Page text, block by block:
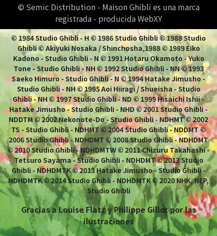
© Semic Distribution - Maison Ghibli es una marca
registrada - producida WebXY
© 1984 Studio Ghibli - H © 1986 Studio Ghibli © 1988 Studio
Ghibli © Akiyuki Nosaka / Shinchosha,1988 © 1989 Eiko
Kadono - Studio Ghibli - N © 1991 Hotaru Okamoto - Yuko
Tone - Studio Ghibli - NH © 1992 Studio Ghibli - NN © 1993
Saeko Himuro - Studio Ghibli - N © 1994 Hatake Jimusho -
Studio Ghibli - NH © 1995 Aoi Hiiragi / Shueisha - Studio
Ghibli - NH © 1997 Studio Ghibli - ND © 1999 Hisaichi Ishii -
Hatake Jimusho - Studio Ghibli - NHD © 2001 Studio Ghibli -
NDDTM © 2002 Nekonote-Do - Studio Ghibli - NDHMT © 2002
TS - Studio Ghibli - NDHMT © 2004 Studio Ghibli - NDDMT ©
2006 Studio Ghibli - NDHDMT © 2008 Studio Ghibli - NDHDMT
© 2010 Studio Ghibli - NDHDMTW © 2011 Chizuru Takahashi -
Tetsuro Sayama - Studio Ghibli - NDHDMT © 2013 Studio
Ghibli - NDHDMTK © 2013 Hatake Jimusho - Studio Ghibli -
NDHDMTK © 2014 Studio Ghibli - NDHDMTK © 2020 NHK, NEP,
Studio Ghibli
Gracias a Louise Flatz y Philippe Gillot por las
ilustraciones